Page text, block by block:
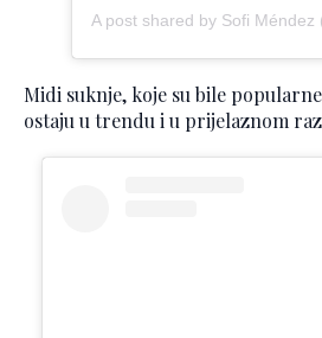
A post shared by Sofi Méndez
Midi suknje, koje su bile
ostaju u trendu i u prijelaznom